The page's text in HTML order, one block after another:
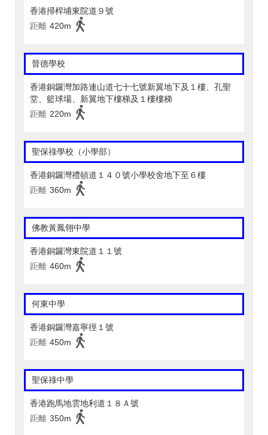
香港掃桿埔東院道９號
距離 420m
晉德學校
香港銅鑼灣加路連山道七十七號新翼地下及１樓、孔聖
堂、籃球場、新翼地下樓梯及１樓樓梯
距離 220m
聖保祿學校（小學部）
香港銅鑼灣禮頓道１４０號小學校舍地下至６樓
距離 360m
佛教黃鳳翎中學
香港銅鑼灣東院道１１號
距離 460m
何東中學
香港銅鑼灣嘉寧徑１號
距離 450m
聖保祿中學
香港跑馬地雲地利道１８Ａ號
距離 350m